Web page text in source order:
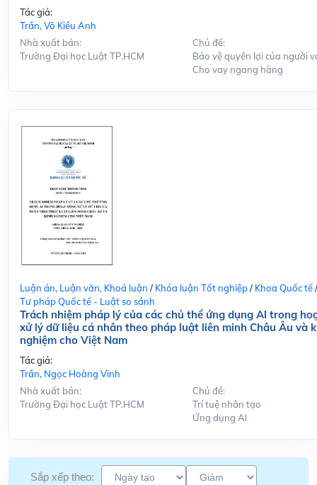
Tác giả:
Trần, Võ Kiều Anh
Nhà xuất bản:
Trường Đại học Luật TP.HCM
Chủ đề:
Bảo vệ quyền lợi của người
Cho vay ngang hàng
Luận án, Luận văn, Khoá luận / Khóa luận Tốt nghiệp/ Khoa Quốc tế/
Tư pháp Quốc tế - Luật so sánh
Trách nhiệm pháp lý của các chủ thể ứng dụng Al trong
xử lý dữ liệu cá nhân theo pháp luật liên minh Châu Âu và
nghiệm cho Việt Nam
Tác giả:
Trần, Ngọc Hoàng Vinh
Nhà xuất bản:
Trường Đại học Luật TP.HCM
Chủ đề:
Trí tuệ nhân tạo
Ứng dụng Al
Sắp xếp theo: